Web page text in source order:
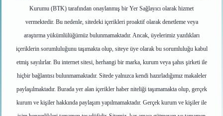
Kurumu (BTK) tarafından onaylanmış bir Yer Sağlayıcı olarak hizmet
vermektedir. Bu nedenle, sitedeki içerikleri proaktif olarak denetleme veya
araştırma yükümlülüğümüz bulunmamaktadır. Ancak, üyelerimiz yazdıkları
içeriklerin sorumluluğunu taşımakta olup, siteye üye olarak bu sorumluluğu kabul
etmiş sayılırlar. Bu internet sitesi, herhangi bir marka, kurum veya şahıs şirketi ile
hiçbir bağlantısı bulunmamaktadır. Sitede yalnızca kendi hazırladığımız makaleler
paylaşılmaktadır. Burada yer alan içerikler haber niteliği taşımamakta olup, gerçek
kurum ve kişiler hakkında paylaşım yapılmamaktadır. Gerçek kurum ve kişiler ile